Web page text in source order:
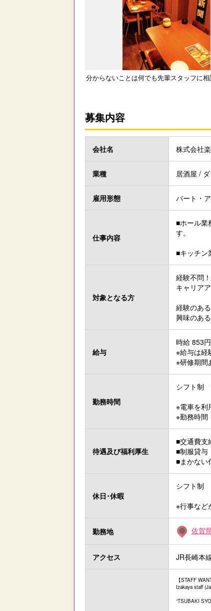
分からないことは何でも先輩スタッフに
募集内容
会社名 株式会社
業種 居酒屋 /
雇用形態 パート・
仕事内容
■ホール業
す。
■キッチン
対象となる方
経験不問
キャリア
経験のあ
興味のあ
給与
時給 853
※給与は経
※研修期間
勤務時間
シフト制
※電車を利
※勤務時間
待遇及び福利厚生
■交通費支
■制服貸与
■まかない
休日･休暇
シフト制
※行事など
勤務地 佐賀
アクセス JR長崎本
【STAFF
Izakaya staff
“TSUBAKI